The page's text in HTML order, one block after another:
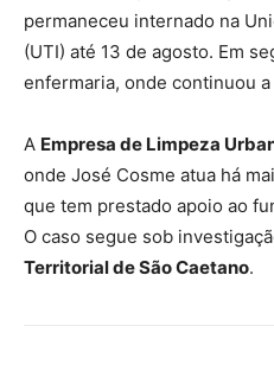
permaneceu internado na
(UTI) até 13 de agosto. Em
enfermaria, onde continuou
A Empresa de Limpeza
onde José Cosme atua há
que tem prestado apoio ao
O caso segue sob
Territorial de São Caetano.